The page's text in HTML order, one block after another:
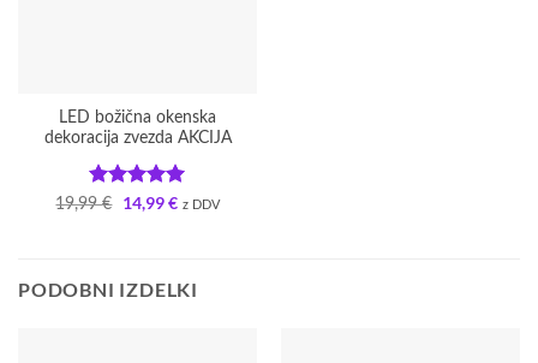
LED božična okenska
dekoracija zvezda AKCIJA
Ocenjeno5
19,99€
Izvirna
14,99€Trenutna
z DDV
PODOBNI IZDELKI